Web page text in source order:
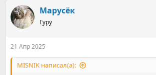
к
ц
и
Марусёк
Гуру
21 Апр 2025
MISNIK написал(а):